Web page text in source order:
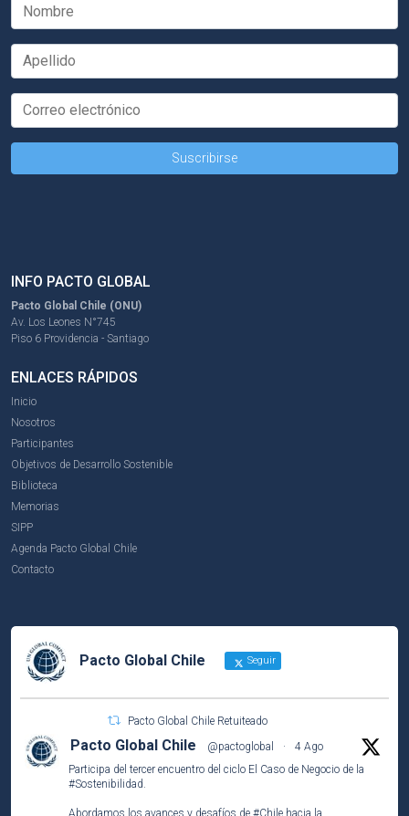
INFO PACTO GLOBAL
Pacto Global Chile (ONU)
Av. Los Leones N°745
Piso 6 Providencia - Santiago
ENLACES RÁPIDOS
Inicio
Nosotros
Participantes
Objetivos de Desarrollo Sostenible
Biblioteca
Memorias
SIPP
Agenda Pacto Global Chile
Contacto
Pacto Global Chile Seguir
Pacto Global Chile Retuiteado
Pacto Global Chile @pactoglobal ·
4 Ago
Participa del tercer encuentro del ciclo El Caso de Negocio de la
#Sostenibilidad.